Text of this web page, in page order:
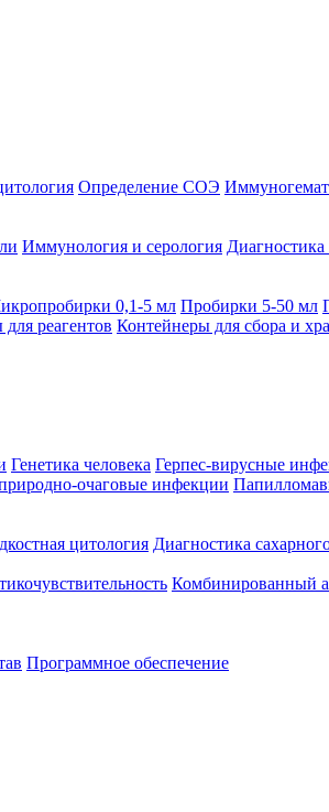
Определение СОЭ
Иммунология и серология
0,1-5 мл Пробирки 5-50 мл
для реагентов Контейнеры для сбора и
Генетика человека Герпес-вирусные
очаговые инфекции
цитология Диагностика
Комбинированный
Программное обеспечение